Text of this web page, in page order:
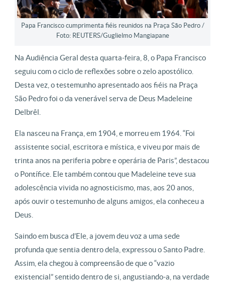
Papa Francisco cumprimenta fiéis reunidos na Praça São Pedro /
Foto: REUTERS/Guglielmo Mangiapane
Na Audiência Geral desta quarta-feira, 8, o Papa Francisco
seguiu com o ciclo de reflexões sobre o zelo apostólico.
Desta vez, o testemunho apresentado aos fiéis na Praça
São Pedro foi o da venerável serva de Deus Madeleine
Delbrêl.
Ela nasceu na França, em 1904, e morreu em 1964. “Foi
assistente social, escritora e mística, e viveu por mais de
trinta anos na periferia pobre e operária de Paris”, destacou
o Pontífice. Ele também contou que Madeleine teve sua
adolescência vivida no agnosticismo, mas, aos 20 anos,
após ouvir o testemunho de alguns amigos, ela conheceu a
Deus.
Saindo em busca d’Ele, a jovem deu voz a uma sede
profunda que sentia dentro dela, expressou o Santo Padre.
Assim, ela chegou à compreensão de que o “vazio
existencial” sentido dentro de si, angustiando-a, na verdade